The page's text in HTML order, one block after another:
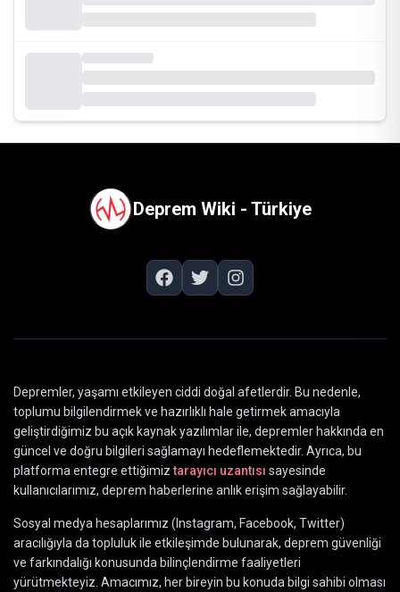
Deprem Wiki - Türkiye
Depremler, yaşamı etkileyen ciddi doğal afetlerdir. Bu nedenle,
toplumu bilgilendirmek ve hazırlıklı hale getirmek amacıyla
geliştirdiğimiz bu açık kaynak yazılımlar ile, depremler hakkında en
güncel ve doğru bilgileri sağlamayı hedeflemektedir. Ayrıca, bu
platforma entegre ettiğimiz tarayıcı uzantısı sayesinde
kullanıcılarımız, deprem haberlerine anlık erişim sağlayabilir.
Sosyal medya hesaplarımız (Instagram, Facebook, Twitter)
aracılığıyla da topluluk ile etkileşimde bulunarak, deprem güvenliği
ve farkındalığı konusunda bilinçlendirme faaliyetleri
yürütmekteyiz. Amacımız, her bireyin bu konuda bilgi sahibi olması